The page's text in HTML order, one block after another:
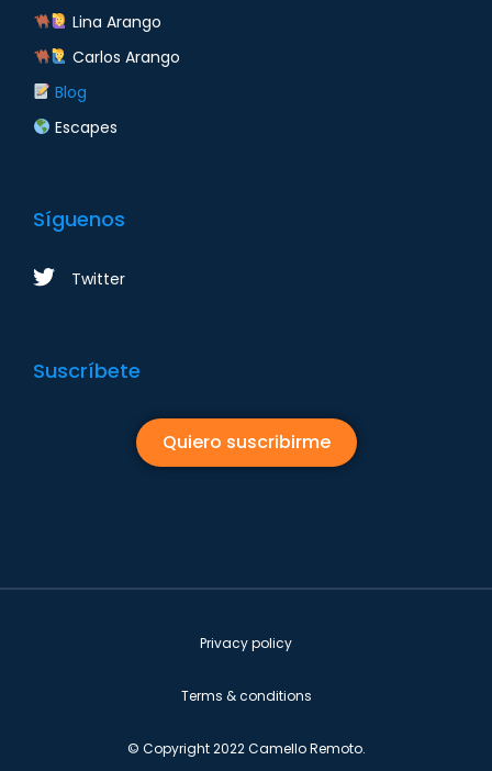
Lina Arango
Carlos Arango
Blog
Escapes
Síguenos
Twitter
Suscríbete
Quiero suscribirme
© Copyright 2022 Camello Remoto.
Privacy policy
Terms & conditions